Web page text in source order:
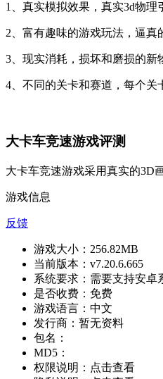
1、真实模拟效果，真实3d物理
2、富有趣味的游戏玩法，逼真
3、现实消耗，损坏和磨损的新
4、不同的关卡和赛道，每个关
大卡车竞速游戏评测
大卡车竞速游戏采用真实的3D
游戏信息
反馈
游戏大小： 256.82MB
当前版本： v7.20.6.665
系统要求： 需要支持安卓
是否收费： 免费
游戏语言： 中文
发行商： 暂无资料
包名：
MD5：
权限说明： 点击查看